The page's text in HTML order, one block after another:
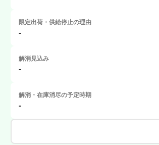
限定出荷・供給停止の理由
-
解消見込み
-
解消・在庫消尽の予定時期
-